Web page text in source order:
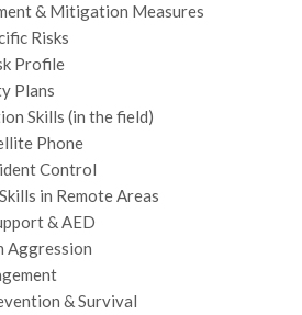
& Mitigation Measures
Risks
Profile
Plans
Skills (in the field)
Phone
Control
in Remote Areas
& AED
Aggression
& Survival